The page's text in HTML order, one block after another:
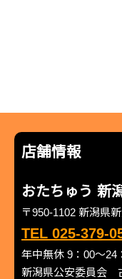
店舗情報
おたちゅう 新
〒950-1102 新潟県
TEL 025-379-
年中無休 9：00～24
新潟県公安委員会